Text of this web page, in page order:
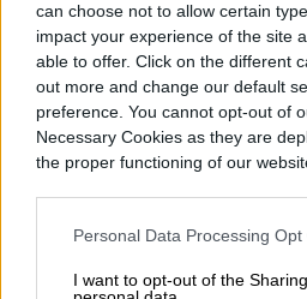
can choose not to allow certain
impact your experience of the site
able to offer. Click on the different
out more and change our default
preference. You cannot opt-out of
Necessary Cookies as they are
the proper functioning of our
Personal Data Processing Opt
I want to opt-out of the
alcanzado un nivel de
equivalente a la
desarrolladores deben
urgentemente las tres
formuladas por Isaac
garantizar la seguridad
Read more
ENTRETENIMIENTO